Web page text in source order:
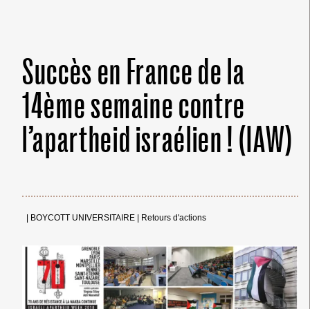
Succès en France de la
14ème semaine contre
l’apartheid israélien ! (IAW)
BOYCOTT UNIVERSITAIRE Retours d'actions